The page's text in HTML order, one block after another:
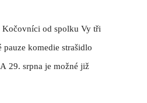
Kočovníci od spolku Vy tři
komedie strašidlo
29. srpna je možné již